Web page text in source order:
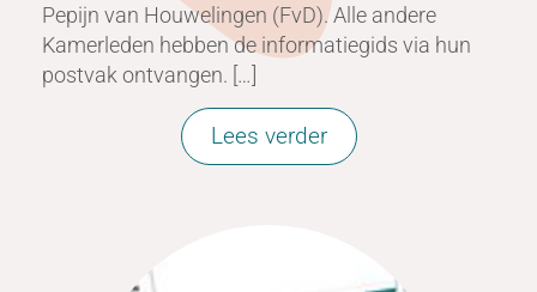
Pepijn van Houwelingen (FvD). Alle andere
Kamerleden hebben de informatiegids via hun
postvak ontvangen. […]
Lees verder